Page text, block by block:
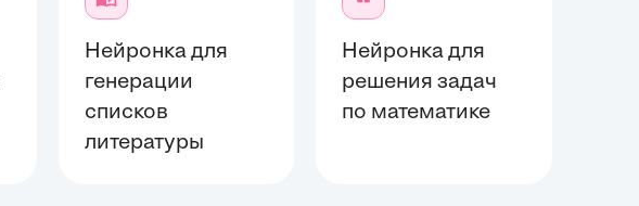
Нейронка для
генерации
списков
литературы
Нейронка для
решения задач
по математике